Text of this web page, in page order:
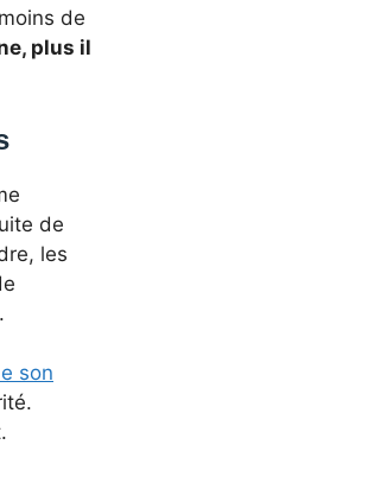
de
plus il
de
les
son